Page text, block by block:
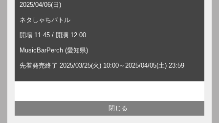
2025/04/06(日)
ネタしゃちバトル
開場 11:45 / 開演 12:00
MusicBarPerch (愛知県)
先着発売終了 2025/03/25(火) 10:00～2025/04/05(土) 23:59